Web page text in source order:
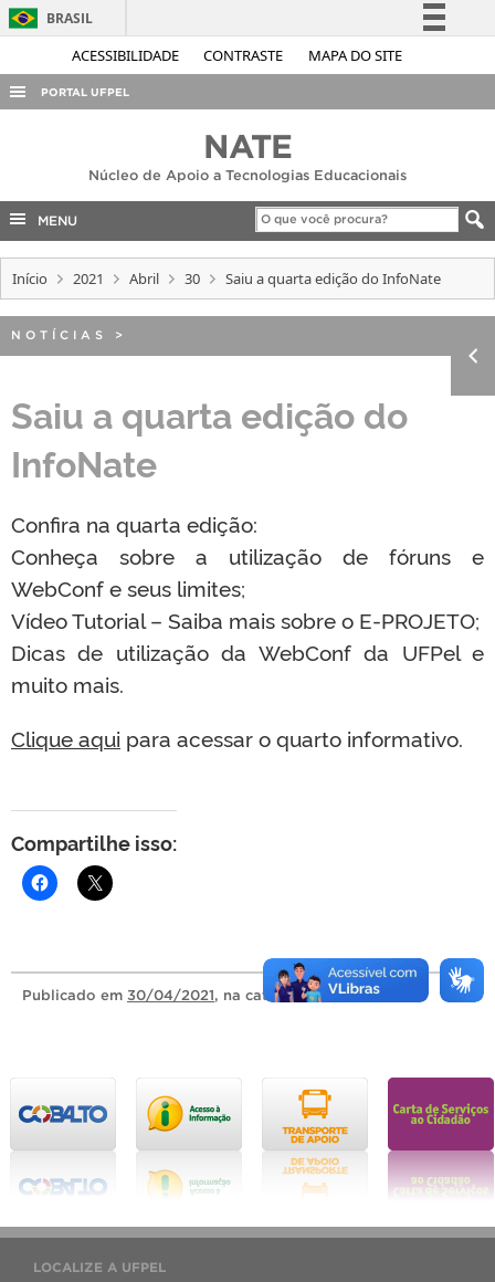
ACESSIBILIDADE CONTRASTE MAPA DO SITE
BRASIL
Simplifique!
Acesso à informação
Legislação
Canais
PORTAL UFPEL
AUDITORIA
COBALTO
CONCURSOS
EDITAIS
INTERNACIONAL
OUVIDORIA
TELEFONES
NATE
Núcleo de Apoio a Tecnologias Educacionais
MENU
Início 2021 Abril 30 Saiu a quarta edição do InfoNate
NOTÍCIAS >
Saiu a quarta edição do
InfoNate
Confira na quarta edição:
Conheça sobre a utilização de fóruns e
WebConf e seus limites;
Vídeo Tutorial – Saiba mais sobre o E-PROJETO;
Dicas de utilização da WebConf da UFPel e
muito mais.
Clique aqui para acessar o quarto informativo.
Compartilhe isso:
Publicado em 30/04/2021, na categoriaNotícias.
LOCALIZE A UFPEL